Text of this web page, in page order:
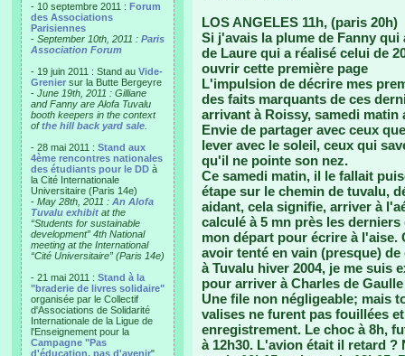
- 10 septembre 2011 : Forum
des Associations
Parisiennes
- September 10th, 2011 : Paris
Association Forum
- 19 juin 2011 : Stand au Vide-
Grenier sur la Butte Bergeyre
- June 19th, 2011 : Gilliane
and Fanny are Alofa Tuvalu
booth keepers in the context
ofthe hill back yard sale
- 28 mai 2011 : Stand aux
4ème rencontres nationales
des étudiants pour le DD à
la Cité Internationale
Universitaire (Paris 14e)
- May 28th, 2011 : An Alofa
Tuvalu exhibit at the
“Students for sustainable
development” 4th National
meeting at the International
“Cité Universitaire” (Paris 14e)
- 21 mai 2011 : Stand à la
"braderie de livres solidaire"
organisée par le Collectif
d'Associations de Solidarité
Internationale de la Ligue de
l'Enseignement pour la
Campagne "Pas
d'éducation, pas d'avenir"
LOS ANGELES 11h, (paris 20h)
Si j'avais la plume de Fanny
de Laure qui a réalisé celui de
ouvrir cette première page
L'impulsion de décrire mes
des faits marquants de ces
arrivant à Roissy, samedi matin
Envie de partager avec ceux
lever avec le soleil, ceux qui
qu'il ne pointe son nez.
Ce samedi matin, il le fallait
étape sur le chemin de tuvalu,
aidant, cela signifie, arriver à
calculé à 5 mn près les
mon départ pour écrire à l'aise.
avoir tenté en vain (presque)
à Tuvalu hiver 2004, je me suis
pour arriver à Charles de Gaulle
Une file non négligeable; mais
valises ne furent pas fouillées
enregistrement. Le choc à 8h,
à 12h30. L'avion était il retard